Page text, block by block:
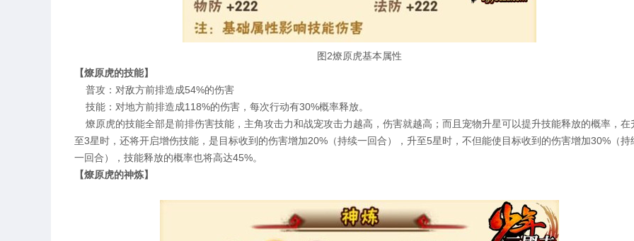
图2燎原虎基本属性
【燎原虎的技能】
普攻：对敌方前排造成54%的伤害
技能：对地方前排造成118%的伤害，每次行动有30%概率释放。
燎原虎的技能全部是前排伤害技能，主角攻击力和战宠攻击力越高，伤害就越高；而且宠物升星可以提升技能释放的概率，在
至3星时，还将开启增伤技能，是目标收到的伤害增加20%（持续一回合），升至5星时，不但能使目标收到的伤害增加30%（持
一回合），技能释放的概率也将高达45%。
【燎原虎的神炼】